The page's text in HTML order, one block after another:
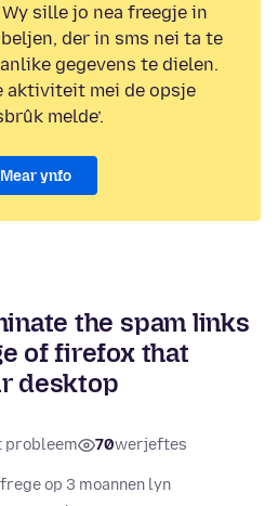
sille jo nea freegje in
der in sms nei ta te
gegevens te dielen.
aktiviteit mei de opsje
melde’.
Mear ynfo
the spam links
of firefox that
desktop
probleem 70werjeftes
frege op 3 moannen lyn